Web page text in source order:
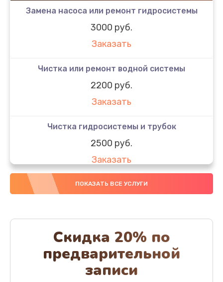
Замена насоса или ремонт гидросистемы
3000 руб.
Заказать
Чистка или ремонт водной системы
2200 руб.
Заказать
Чистка гидросистемы и трубок
2500 руб.
Заказать
Диагностика и программная настройка
Заказать
Настройка или замена термостата
1800 руб.
Заказать
ПОКАЗАТЬ ВСЕ УСЛУГИ
Скидка 20% по
предварительной
записи